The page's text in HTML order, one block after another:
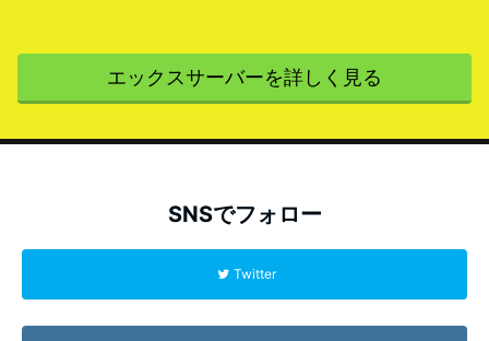
エックスサーバーを詳しく見る
SNSでフォロー
Twitter